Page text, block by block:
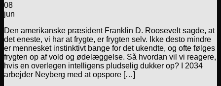
08
jun
Den amerikanske præsident Franklin D. Roosevelt sagde, at
det eneste, vi har at frygte, er frygten selv. Ikke desto mindre
er mennesket instinktivt bange for det ukendte, og ofte følges
frygten op af vold og ødelæggelse. Så hvordan vil vi reagere,
hvis en overlegen intelligens pludselig dukker op? I 2034
arbejder Neyberg med at opspore […]